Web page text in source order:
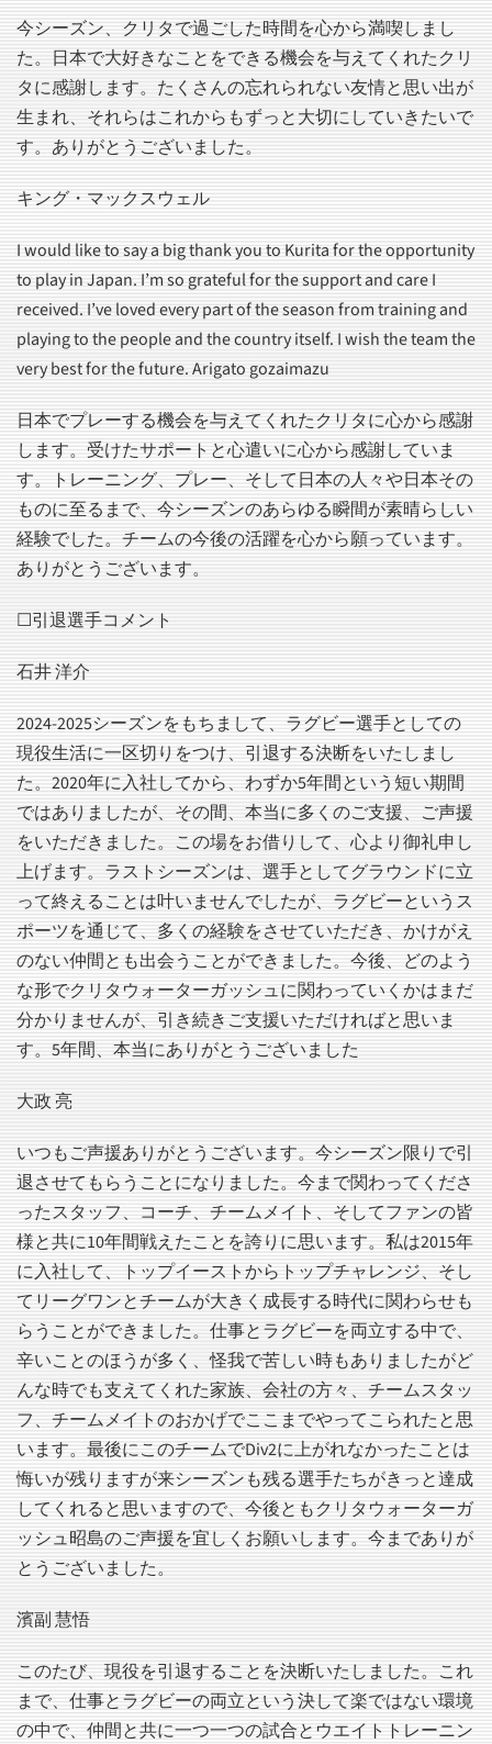
今シーズン、クリタで過ごした時間を心から満喫しまし
た。日本で大好きなことをできる機会を与えてくれたクリ
タに感謝します。たくさんの忘れられない友情と思い出が
生まれ、それらはこれからもずっと大切にしていきたいで
す。ありがとうございました。
キング・マックスウェル
I would like to say a big thank you to Kurita for the opportunity
to play in Japan. I’m so grateful for the support and care I
received. I’ve loved every part of the season from training and
playing to the people and the country itself. I wish the team the
very best for the future. Arigato gozaimazu
日本でプレーする機会を与えてくれたクリタに心から感謝
します。受けたサポートと心遣いに心から感謝していま
す。トレーニング、プレー、そして日本の人々や日本その
ものに至るまで、今シーズンのあらゆる瞬間が素晴らしい
経験でした。チームの今後の活躍を心から願っています。
ありがとうございます。
☐引退選手コメント
石井 洋介
2024-2025シーズンをもちまして、ラグビー選手としての
現役生活に一区切りをつけ、引退する決断をいたしまし
た。2020年に入社してから、わずか5年間という短い期間
ではありましたが、その間、本当に多くのご支援、ご声援
をいただきました。この場をお借りして、心より御礼申し
上げます。ラストシーズンは、選手としてグラウンドに立
って終えることは叶いませんでしたが、ラグビーというス
ポーツを通じて、多くの経験をさせていただき、かけがえ
のない仲間とも出会うことができました。今後、どのよう
な形でクリタウォーターガッシュに関わっていくかはまだ
分かりませんが、引き続きご支援いただければと思いま
す。5年間、本当にありがとうございました
大政 亮
いつもご声援ありがとうございます。今シーズン限りで引
退させてもらうことになりました。今まで関わってくださ
ったスタッフ、コーチ、チームメイト、そしてファンの皆
様と共に10年間戦えたことを誇りに思います。私は2015年
に入社して、トップイーストからトップチャレンジ、そし
てリーグワンとチームが大きく成長する時代に関わらせも
らうことができました。仕事とラグビーを両立する中で、
辛いことのほうが多く、怪我で苦しい時もありましたがど
んな時でも支えてくれた家族、会社の方々、チームスタッ
フ、チームメイトのおかげでここまでやってこられたと思
います。最後にこのチームでDiv2に上がれなかったことは
悔いが残りますが来シーズンも残る選手たちがきっと達成
してくれると思いますので、今後ともクリタウォーターガ
ッシュ昭島のご声援を宜しくお願いします。今までありが
とうございました。
濱副 慧悟
このたび、現役を引退することを決断いたしました。これ
まで、仕事とラグビーの両立という決して楽ではない環境
の中で、仲間と共に一つ一つの試合とウエイトトレーニン